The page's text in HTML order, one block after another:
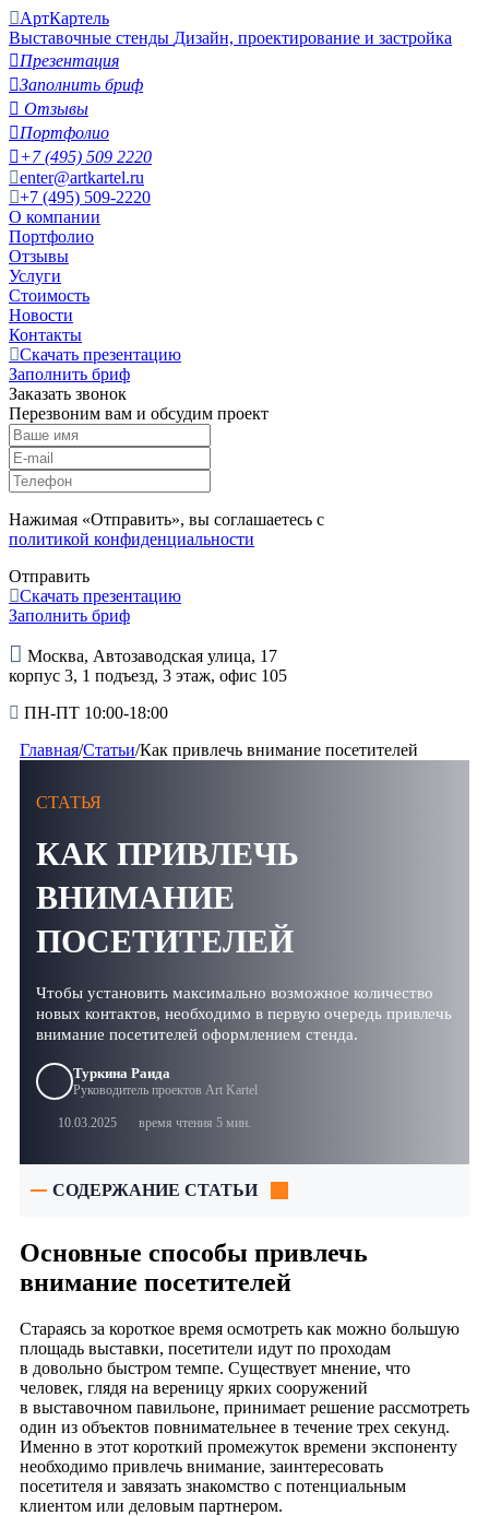
АртКартель
Выставочные стенды Дизайн, проектирование и застройка
Презентация
Заполнить бриф
 Отзывы
Портфолио
+7 (495) 509 2220
enter@artkartel.ru
+7 (495) 509-2220
О компании
Портфолио
Отзывы
Услуги
Стоимость
Новости
Контакты
Скачать презентацию
Заполнить бриф
Заказать звонок
Перезвоним вам и обсудим проект
Нажимая «Отправить», вы соглашаетесь с
политикой конфиденциальности
Отправить
Скачать презентацию
Заполнить бриф
Москва, Автозаводская улица, 17
корпус 3, 1 подъезд, 3 этаж, офис 105
ПН-ПТ 10:00-18:00
Главная/Статьи/Как привлечь внимание посетителей
СТАТЬЯ
КАК ПРИВЛЕЧЬ
ВНИМАНИЕ
ПОСЕТИТЕЛЕЙ
Чтобы установить максимально возможное количество
новых контактов, необходимо в первую очередь привлечь
внимание посетителей оформлением стенда.
Туркина Раида
Руководитель проектов Art Kartel
10.03.2025 время чтения 5 мин.
СОДЕРЖАНИЕ СТАТЬИ
Основные способы привлечь
внимание посетителей
Стараясь за короткое время осмотреть как можно большую
площадь выставки, посетители идут по проходам
в довольно быстром темпе. Существует мнение, что
человек, глядя на вереницу ярких сооружений
в выставочном павильоне, принимает решение рассмотреть
один из объектов повнимательнее в течение трех секунд.
Именно в этот короткий промежуток времени экспоненту
необходимо привлечь внимание, заинтересовать
посетителя и завязать знакомство с потенциальным
клиентом или деловым партнером.